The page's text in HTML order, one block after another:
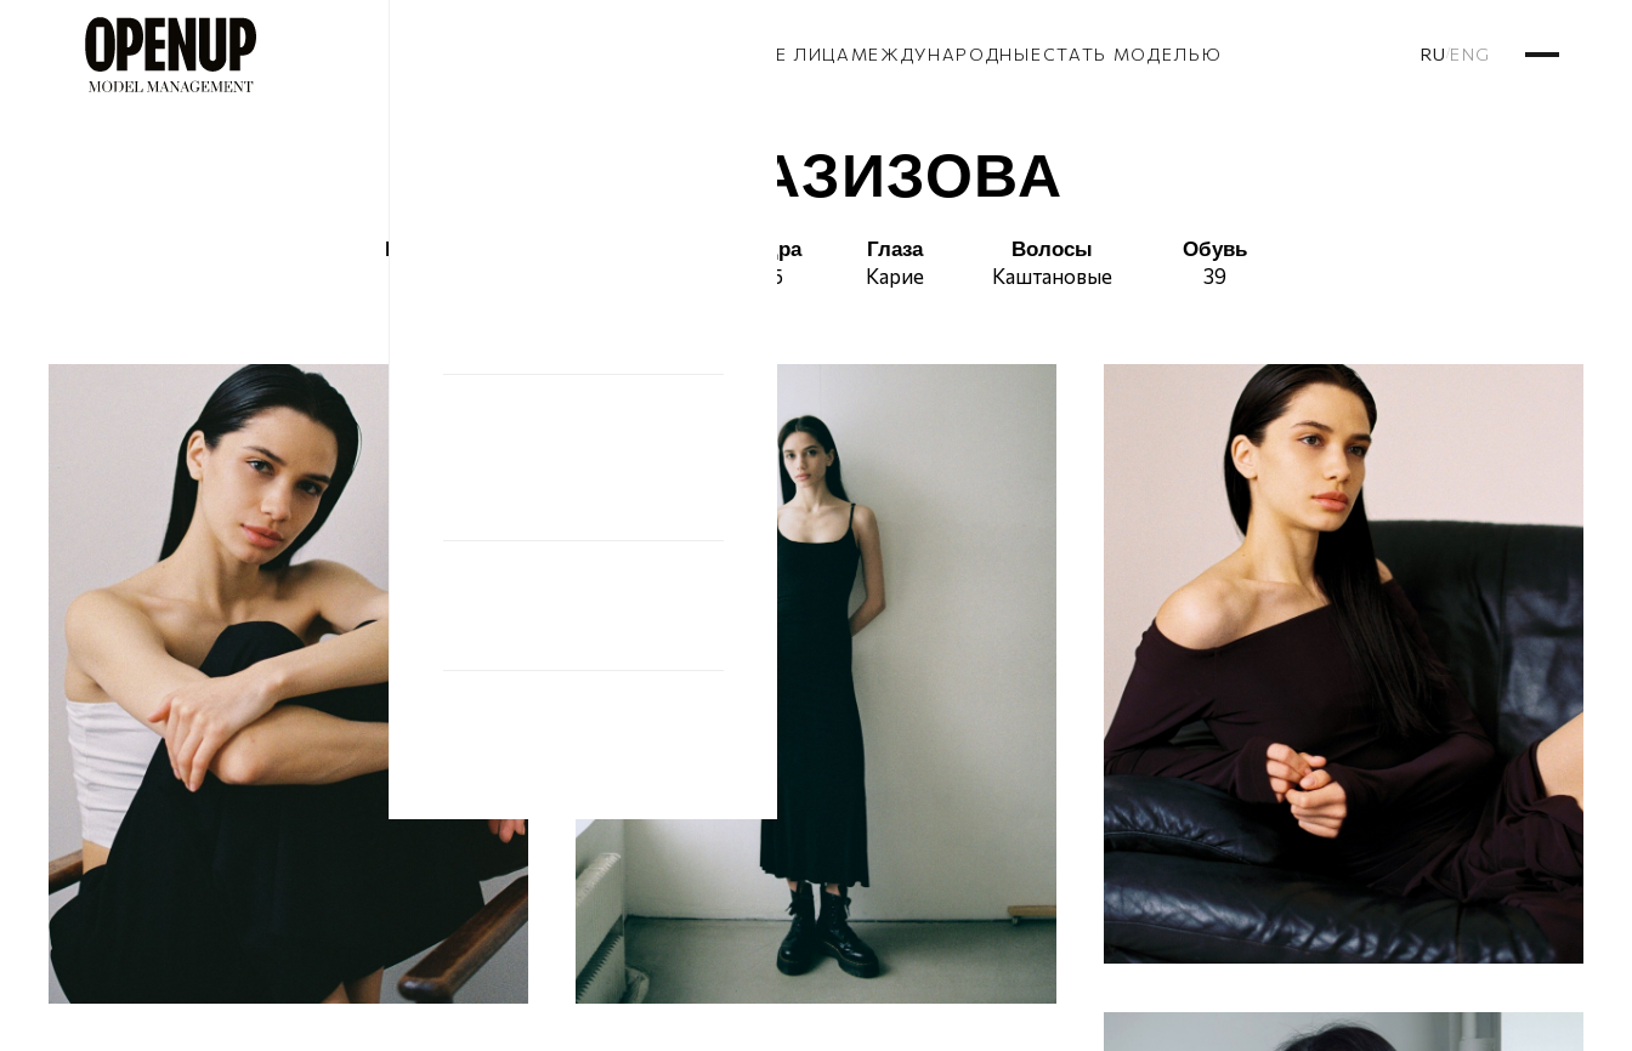
НОВЫЕ ЛИЦА МЕЖДУНАРОДНЫЕ СТАТЬ МОДЕЛЬЮ RU/ENG
ЛИЯ ГАЗИЗОВА
Рост Бедра
85
Волосы
Каштановые
Глаза
Карие
Обувь
39